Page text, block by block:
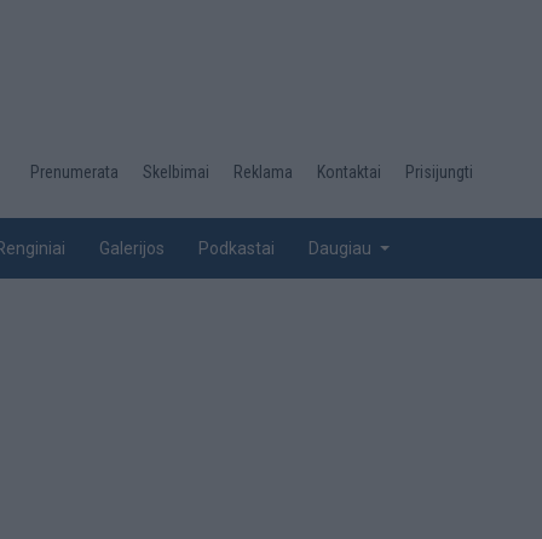
Desktop
top
Prenumerata Skelbimai Reklama Kontaktai Prisijungti
Galerijos Podkastai Daugiau